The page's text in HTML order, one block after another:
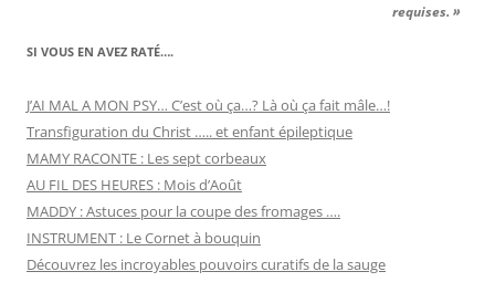
requises. »
SI VOUS EN AVEZ RATÉ….
J’AI MAL A MON PSY… C’est où ça…? Là où ça fait mâle…!
Transfiguration du Christ ….. et enfant épileptique
MAMY RACONTE : Les sept corbeaux
AU FIL DES HEURES : Mois d’Août
MADDY : Astuces pour la coupe des fromages ….
INSTRUMENT : Le Cornet à bouquin
Découvrez les incroyables pouvoirs curatifs de la sauge